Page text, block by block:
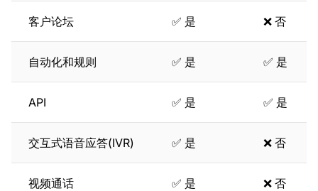
客户论坛 ✅ 是 ❌ 否
自动化和规则 ✅ 是 ✅ 是
API ✅ 是 ✅ 是
交互式语音应答(IVR) ✅ 是 ❌ 否
视频通话 ✅ 是 ❌ 否